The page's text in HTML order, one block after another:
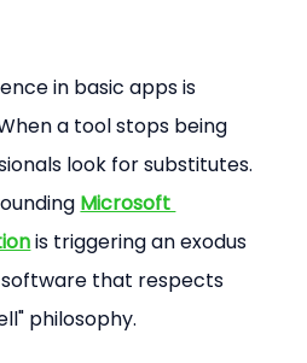
in basic apps is
a tool stops being
look for substitutes.
Microsoft
is triggering an exodus
that respects
philosophy.